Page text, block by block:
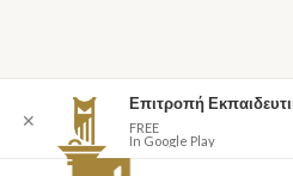
✕
Επιτροπή
FREE
In Google Play